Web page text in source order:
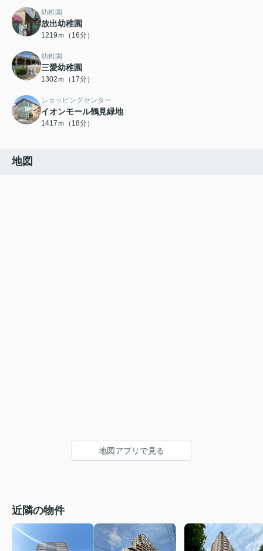
幼稚園
放出幼稚園
1219ｍ（16分）
幼稚園
三愛幼稚園
1302ｍ（17分）
ショッピングセンター
イオンモール鶴見緑地
1417ｍ（18分）
地図
地図アプリで見る
近隣の物件